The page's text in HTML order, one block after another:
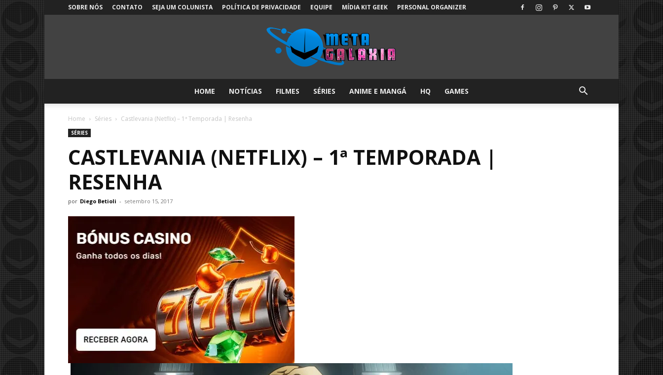
SOBRE NÓS CONTATO SEJA UM COLUNISTA POLÍTICA DE PRIVACIDADE EQUIPE MÍDIA KIT GEEK PERSONAL ORGANIZER
Galáxia:
HOME NOTÍCIAS FILMES SÉRIES ANIME E MANGÁ HQ GAMES
Home Séries Castlevania (Netflix) – 1ª Temporada | Resenha
SÉRIES
CASTLEVANIA (NETFLIX) – 1ª TEMPORADA |
RESENHA
por Diego Betioli - setembro 15, 2017